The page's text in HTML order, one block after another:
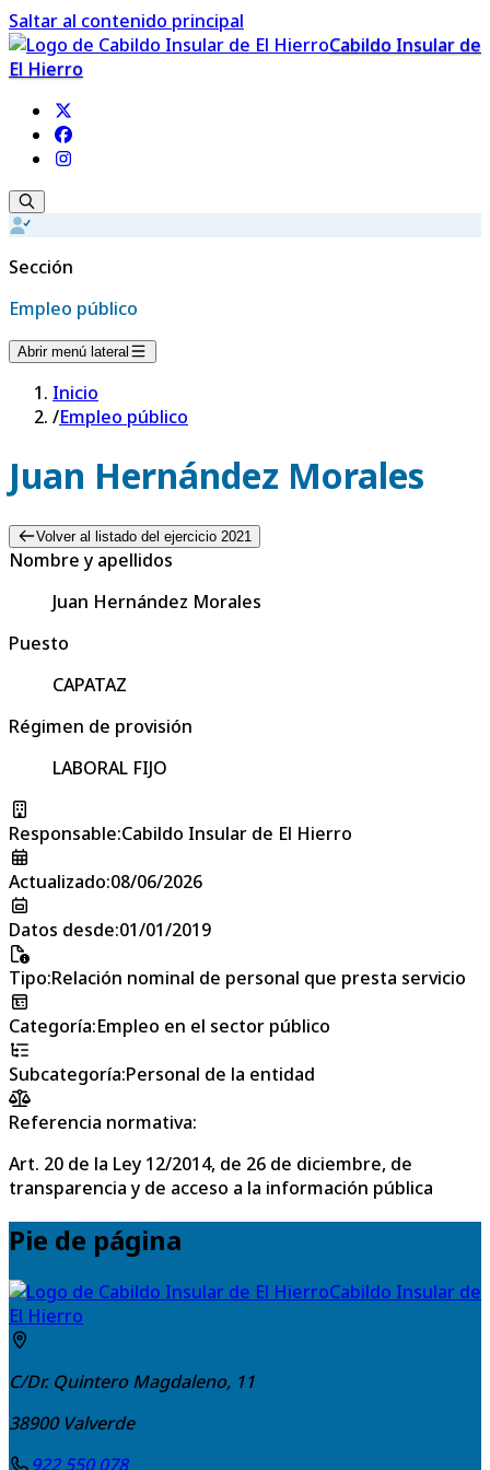
Saltar al contenido principal
Cabildo Insular de
El Hierro
Sección
Empleo público
Abrir menú lateral
Inicio
/Empleo público
Juan Hernández Morales
Volver al listado del ejercicio 2021
Nombre y apellidos
Juan Hernández Morales
Puesto
CAPATAZ
Régimen de provisión
LABORAL FIJO
Responsable:Cabildo Insular de El Hierro
Actualizado:08/06/2026
Datos desde:01/01/2019
Tipo:Relación nominal de personal que presta servicio
Categoría:Empleo en el sector público
Subcategoría:Personal de la entidad
Referencia normativa:
Art. 20 de la Ley 12/2014, de 26 de diciembre, de
transparencia y de acceso a la información pública
Pie de página
Cabildo Insular de
El Hierro
C/Dr. Quintero Magdaleno, 11
38900 Valverde
922 550 078